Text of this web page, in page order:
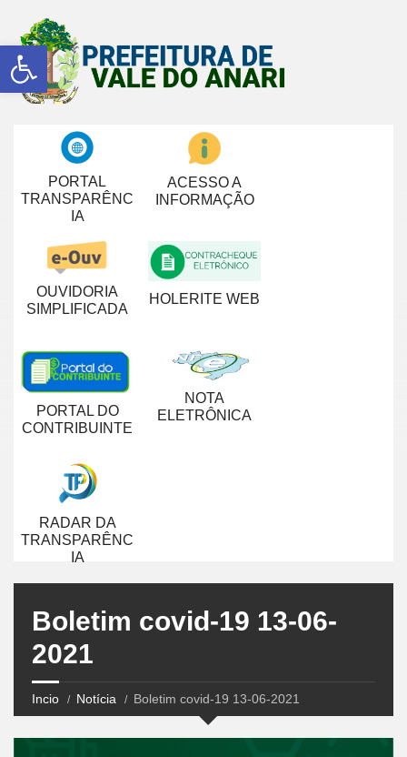
Abrir a barra de ferramentas
PORTAL
TRANSPARÊNC
IA
ACESSO A
INFORMAÇÃO
OUVIDORIA
SIMPLIFICADA
HOLERITE WEB
PORTAL DO
CONTRIBUINTE
NOTA
ELETRÔNICA
RADAR DA
TRANSPARÊNC
IA
Boletim covid-19 13-06-
2021
Incio Notícia Boletim covid-19 13-06-2021